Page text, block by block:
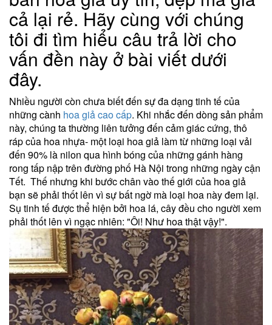
cả lại rẻ. Hãy cùng với chúng
tôi đi tìm hiểu câu trả lời cho
vấn đền này ở bài viết dưới
đây.
Nhiều người còn chưa biết đến sự đa dạng tinh tế của
những cành hoa giả cao cấp. Khi nhắc đến dòng sản phẩm
này, chúng ta thường liên tưởng đến cảm giác cứng, thô
ráp của hoa nhựa- một loại hoa giả làm từ những loại vải
đến 90% là nilon qua hình bóng của những gánh hàng
rong tấp nập trên đường phố Hà Nội trong những ngày cận
Tết. Thế nhưng khi bước chân vào thế giới của hoa giả
bạn sẽ phải thốt lên vì sự bất ngờ mà loại hoa này đem lại.
Sụ tinh tế được thể hiện bởi hoa lá, cây đều cho người xem
phải thốt lên vì ngạc nhiên: "Ôi! Như hoa thật vậy!".